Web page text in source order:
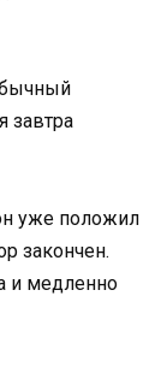
завтра
уже положил
закончен.
и медленно